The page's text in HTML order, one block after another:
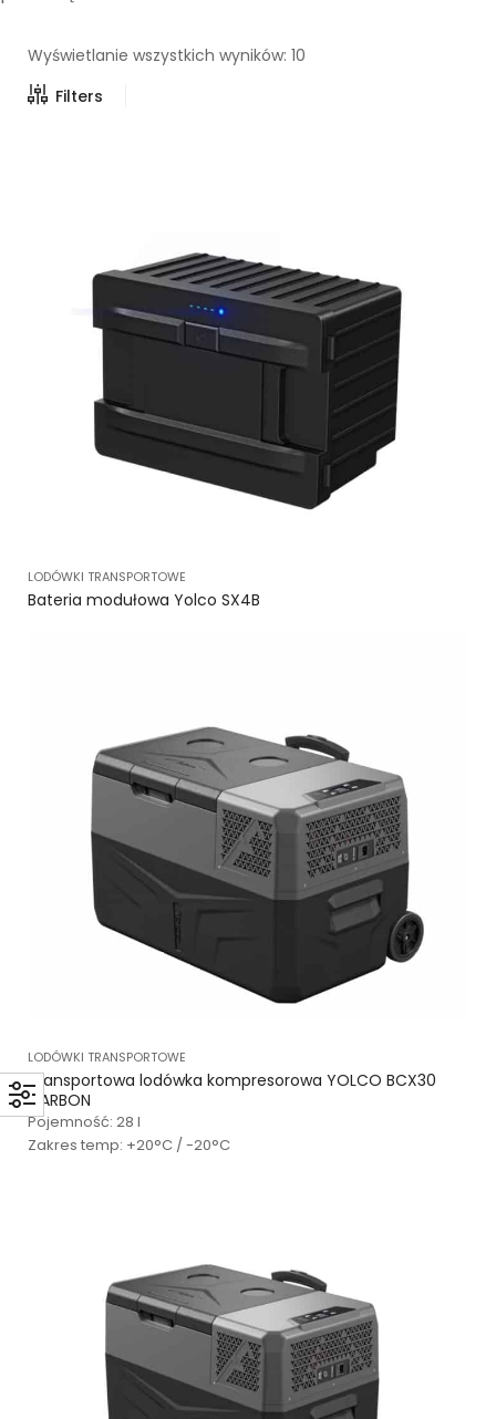
Wyświetlanie wszystkich wyników: 10
Filters
LODÓWKI TRANSPORTOWE
Bateria modułowa Yolco SX4B
LODÓWKI TRANSPORTOWE
Transportowa lodówka kompresorowa YOLCO BCX30
CARBON
Pojemność: 28 l
Zakres temp: +20°C / -20°C